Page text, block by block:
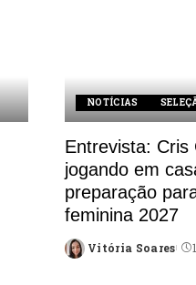
NOTÍCIAS
Entrevista: Cris
jogando em
preparação
feminina 2027
Posted
Vitória Soares